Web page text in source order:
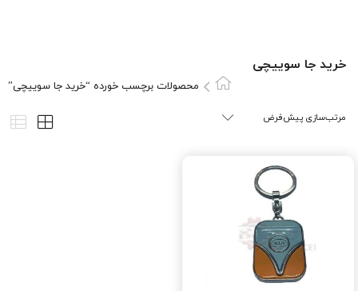
خرید جا سوییچی
محصولات برچسب خورده “خرید جا سوییچی”